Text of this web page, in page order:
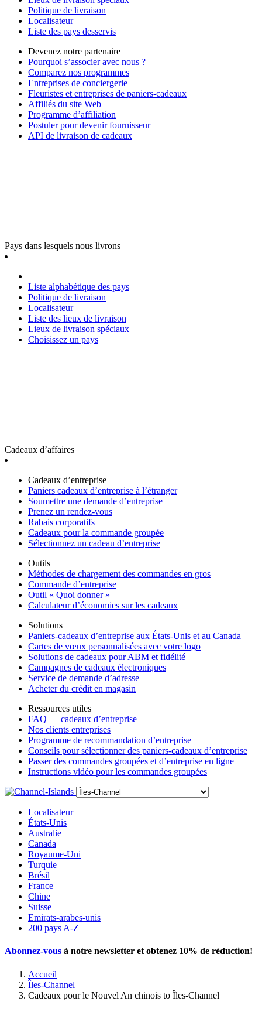
Politique de livraison
Localisateur
Liste des pays desservis
Devenez notre partenaire
Pourquoi s’associer avec nous ?
Comparez nos programmes
Entreprises de conciergerie
Fleuristes et entreprises de paniers-cadeaux
Affiliés du site Web
Programme d’affiliation
Postuler pour devenir fournisseur
API de livraison de cadeaux
Pays dans lesquels nous livrons
Liste alphabétique des pays
Politique de livraison
Localisateur
Liste des lieux de livraison
Lieux de livraison spéciaux
Choisissez un pays
Cadeaux d’affaires
Cadeaux d’entreprise
Paniers cadeaux d’entreprise à l’étranger
Soumettre une demande d’entreprise
Prenez un rendez-vous
Rabais corporatifs
Cadeaux pour la commande groupée
Sélectionnez un cadeau d’entreprise
Outils
Méthodes de chargement des commandes en gros
Commande d’entreprise
Outil « Quoi donner »
Calculateur d’économies sur les cadeaux
Solutions
Paniers-cadeaux d’entreprise aux États-Unis et au Canada
Cartes de vœux personnalisées avec votre logo
Solutions de cadeaux pour ABM et fidélité
Campagnes de cadeaux électroniques
Service de demande d’adresse
Acheter du crédit en magasin
Ressources utiles
FAQ — cadeaux d’entreprise
Nos clients entreprises
Programme de recommandation d’entreprise
Conseils pour sélectionner des paniers-cadeaux d’entreprise
Passer des commandes groupées et d’entreprise en ligne
Instructions vidéo pour les commandes groupées
Localisateur
États-Unis
Australie
Canada
Royaume-Uni
Turquie
Brésil
France
Chine
Suisse
Emirats-arabes-unis
200 pays A-Z
Abonnez-vous à notre newsletter et obtenez 10% de réduction!
Accueil
Îles-Channel
Cadeaux pour le Nouvel An chinois to Îles-Channel